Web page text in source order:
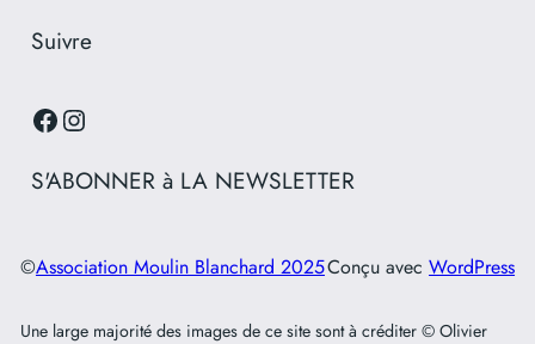
Suivre
Facebook Instagram
S'ABONNER à LA NEWSLETTER
©Association Moulin Blanchard 2025Conçu avecWordPress
Une large majorité des images de ce site sont à créditer © Olivier